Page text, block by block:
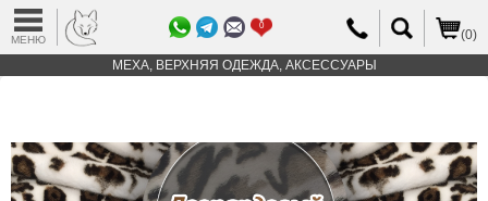
МЕНЮ
0
(0)
МЕХА, ВЕРХНЯЯ ОДЕЖДА, АКСЕССУАРЫ